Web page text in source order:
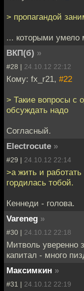
> пропагандой
... которыми умело
ВКП(б) »
#28 | 24.10.12 22:12
Кому: fx_r21, #22
> Такие вопросы с
обсуждать надо
Согласный.
Electrocute »
#29 | 24.10.12 22:14
>а жить и работать
гордилась тобой.
Кеннеди - голова.
Vareneg »
#30 | 24.10.12 22:18
Митволь уверенно
капитал - много
Максимкин »
#31 | 24.10.12 22:19